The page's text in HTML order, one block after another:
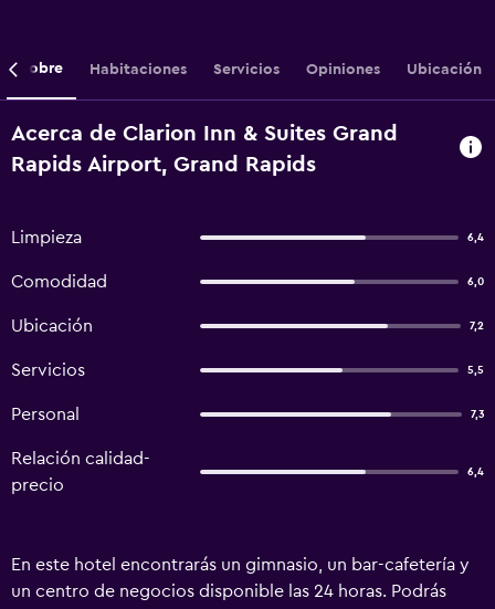
Sobre Habitaciones Servicios Opiniones Ubicación
Acerca de Clarion Inn & Suites Grand
Rapids Airport, Grand Rapids
Limpieza 6,4
Comodidad 6,0
Ubicación 7,2
Servicios 5,5
Personal 7,3
Relación calidad-
precio
6,4
En este hotel encontrarás un gimnasio, un bar-cafetería y
un centro de negocios disponible las 24 horas. Podrás